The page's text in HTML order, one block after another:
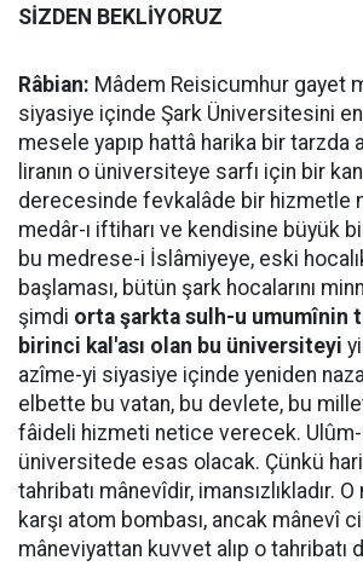
SİZDEN BEKLİYORUZ
Râbian: Mâdem Reisicumhur gayet
siyasiye içinde Şark Üniversitesini
mesele yapıp hattâ harika bir tarzda
liranın o üniversiteye sarfı için bir
derecesinde fevkalâde bir hizmetle
medâr-ı iftiharı ve kendisine büyük
bu medrese-i İslâmiyeye, eski
başlaması, bütün şark hocalarını
şimdi orta şarkta sulh-u umumînin
birinci kal'ası olan bu üniversiteyi
azîme-yi siyasiye içinde yeniden
elbette bu vatan, bu devlete, bu
fâideli hizmeti netice verecek.
üniversitede esas olacak. Çünkü
tahribatı mânevîdir, imansızlıkladır.
karşı atom bombası, ancak mânevî
mâneviyattan kuvvet alıp o tahribatı